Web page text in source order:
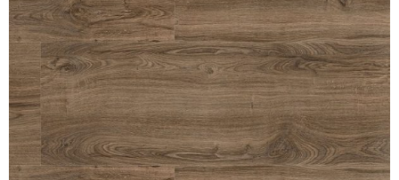
classic-oak